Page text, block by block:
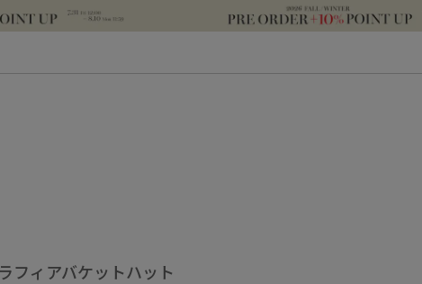
フィアバケットハット